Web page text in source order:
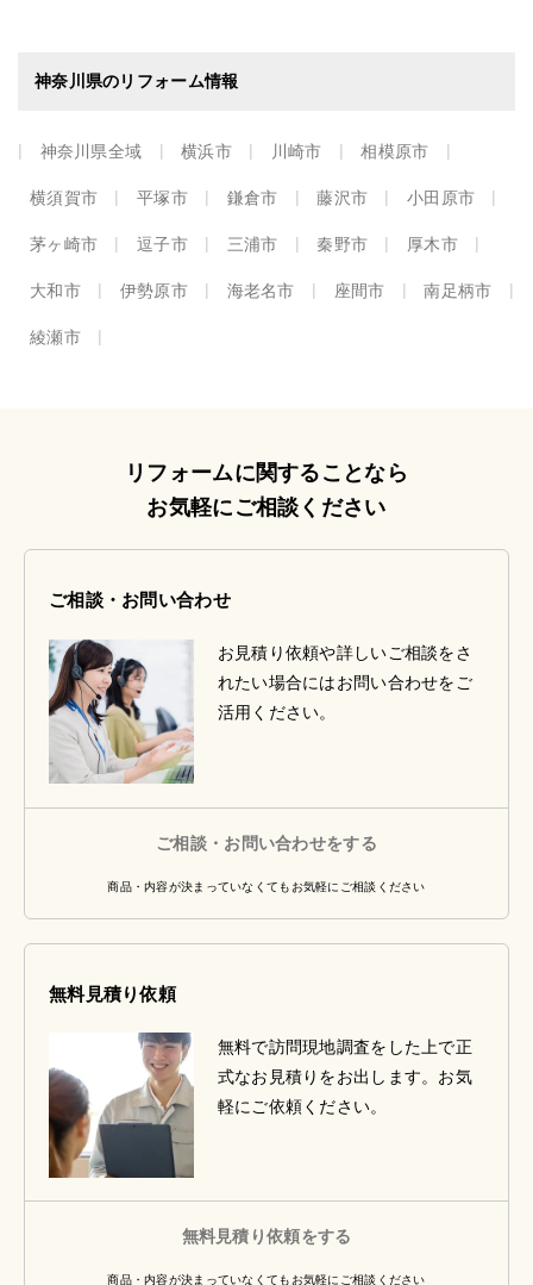
神奈川県のリフォーム情報
神奈川県全域 横浜市 川崎市 相模原市
横須賀市 平塚市 鎌倉市 藤沢市 小田原市
茅ヶ崎市 逗子市 三浦市 秦野市 厚木市
大和市 伊勢原市 海老名市 座間市 南足柄市
綾瀬市
リフォームに関することなら
お気軽にご相談ください
ご相談・お問い合わせ
お見積り依頼や詳しいご相談をさ
れたい場合にはお問い合わせをご
活用ください。
ご相談・お問い合わせをする
商品・内容が決まっていなくてもお気軽にご相談ください
無料見積り依頼
無料で訪問現地調査をした上で正
式なお見積りをお出します。お気
軽にご依頼ください。
無料見積り依頼をする
商品・内容が決まっていなくてもお気軽にご相談ください